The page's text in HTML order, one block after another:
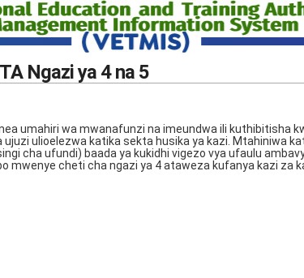
Ngazi ya 4 na 5
umahiri wa mwanafunzi na imeundwa ili kuthibitisha
ulioelezwa katika sekta husika ya kazi. Mtahiniwa
cha ufundi) baada ya kukidhi vigezo vya ufaulu
mwenye cheti cha ngazi ya 4 ataweza kufanya kazi za